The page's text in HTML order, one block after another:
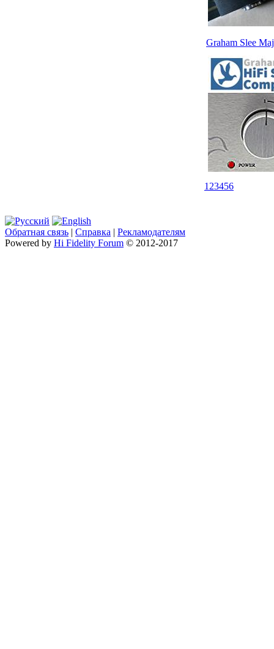
Graham Slee
1 23456
Обратная связь | Справка | Рекламодателям
Powered by Hi Fidelity Forum © 2012-2017